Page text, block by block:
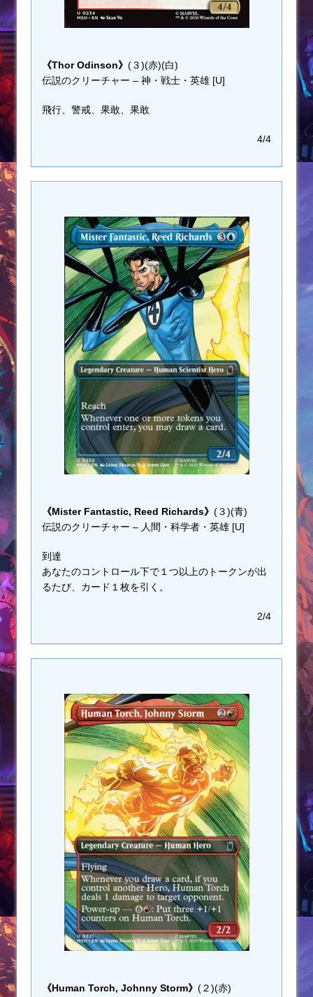
《Thor Odinson》 (３)(赤)(白)
伝説のクリーチャー – 神・戦士・英雄 [U]
飛行、警戒、果敢、果敢
4/4
《Mister Fantastic, Reed Richards》 (３)(青)
伝説のクリーチャー – 人間・科学者・英雄 [U]
到達
あなたのコントロール下で１つ以上のトークンが出
るたび、カード１枚を引く。
2/4
《Human Torch, Johnny Storm》 (２)(赤)